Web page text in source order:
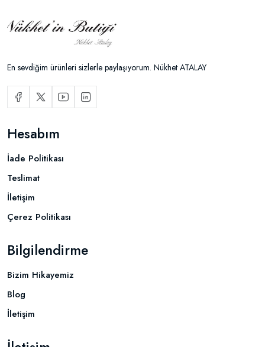
En sevdiğim ürünleri sizlerle paylaşıyorum. Nükhet ATALAY
Hesabım
İade Politikası
Teslimat
İletişim
Çerez Politikası
Bilgilendirme
Bizim Hikayemiz
Blog
İletişim